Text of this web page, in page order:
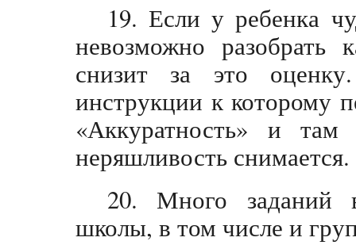
19. Если у ребенка
невозможно разобрать
снизит за это
инструкции к которому
«Аккуратность» и там
неряшливость снимается.
20. Много заданий
школы, в том числе и